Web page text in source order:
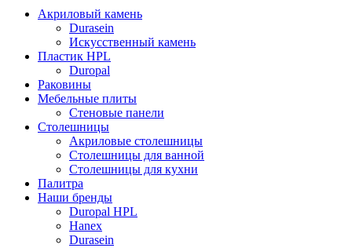
Акриловый камень
Durasein
Искусственный камень
Пластик HPL
Duropal
Раковины
Мебельные плиты
Стеновые панели
Столешницы
Акриловые столешницы
Столешницы для ванной
Столешницы для кухни
Палитра
Наши бренды
Duropal HPL
Hanex
Durasein